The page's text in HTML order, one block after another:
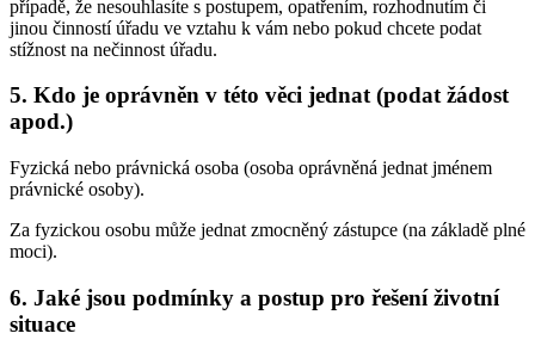
případě, že nesouhlasíte s postupem, opatřením, rozhodnutím či
jinou činností úřadu ve vztahu k vám nebo pokud chcete podat
stížnost na nečinnost úřadu.
5. Kdo je oprávněn v této věci jednat (podat žádost
apod.)
Fyzická nebo právnická osoba (osoba oprávněná jednat jménem
právnické osoby).
Za fyzickou osobu může jednat zmocněný zástupce (na základě plné
moci).
6. Jaké jsou podmínky a postup pro řešení životní
situace